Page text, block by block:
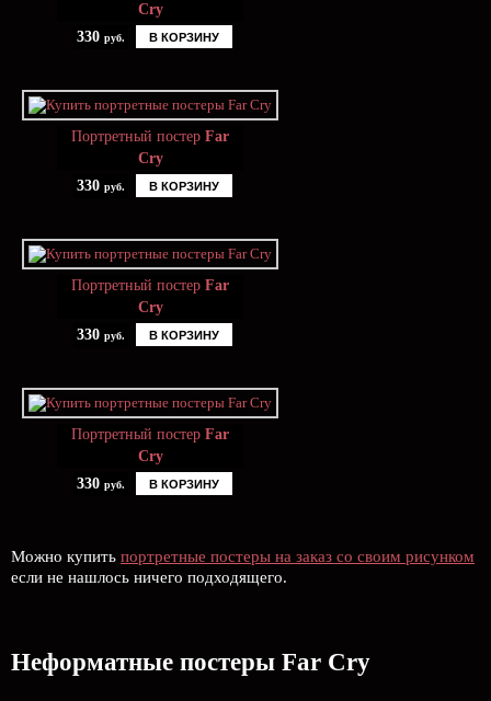
Cry
330 руб. В КОРЗИНУ
Портретный постер Far
Cry
330 руб. В КОРЗИНУ
Портретный постер Far
Cry
330 руб. В КОРЗИНУ
Портретный постер Far
Cry
330 руб. В КОРЗИНУ
Можно купить портретные постеры на заказ со своим рисунком
если не нашлось ничего подходящего.
Неформатные постеры Far Cry